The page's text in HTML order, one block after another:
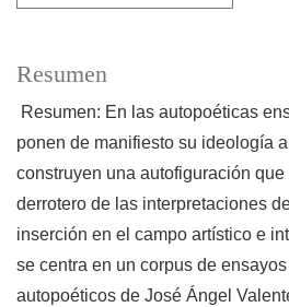
Resumen
Resumen: En las autopoéticas
ponen de manifiesto su ideología
construyen una autofiguración que
derrotero de las interpretaciones
inserción en el campo artístico e
se centra en un corpus de
autopoéticos de José Ángel